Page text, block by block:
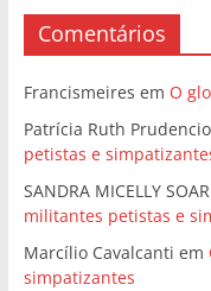
Comentários
Francismeires em O
Patrícia Ruth
petistas e
SANDRA MICELLY
militantes petistas e
Marcílio Cavalcanti em
simpatizantes